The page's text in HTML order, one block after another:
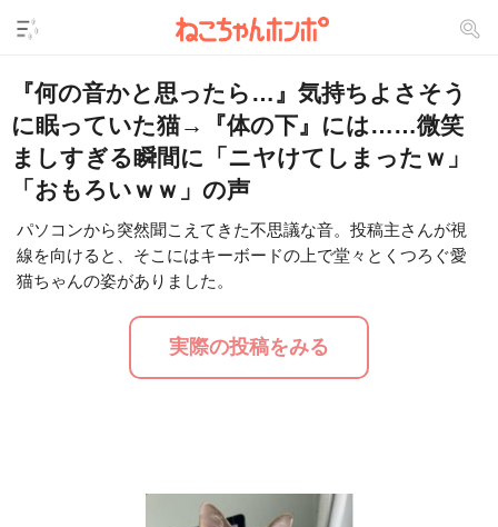
『何の音かと思ったら…』気持ちよさそう
に眠っていた猫→『体の下』には……微笑
ましすぎる瞬間に「ニヤけてしまったｗ」
「おもろいｗｗ」の声
U
n
/
L
o
a
e
2
パソコンから突然聞こえてきた不思議な音。投稿主さんが視
線を向けると、そこにはキーボードの上で堂々とくつろぐ愛
猫ちゃんの姿がありました。
実際の投稿をみる